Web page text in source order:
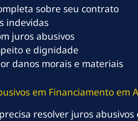
sobre seu contrato
indevidas
juros abusivos
e dignidade
danos morais e materiais
em Financiamento em
resolver juros